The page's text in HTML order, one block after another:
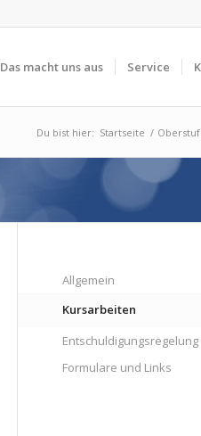
Das macht uns aus Service
Du bist hier: Startseite /
Allgemein
Kursarbeiten
Entschuldigungsregelung
Formulare und Links